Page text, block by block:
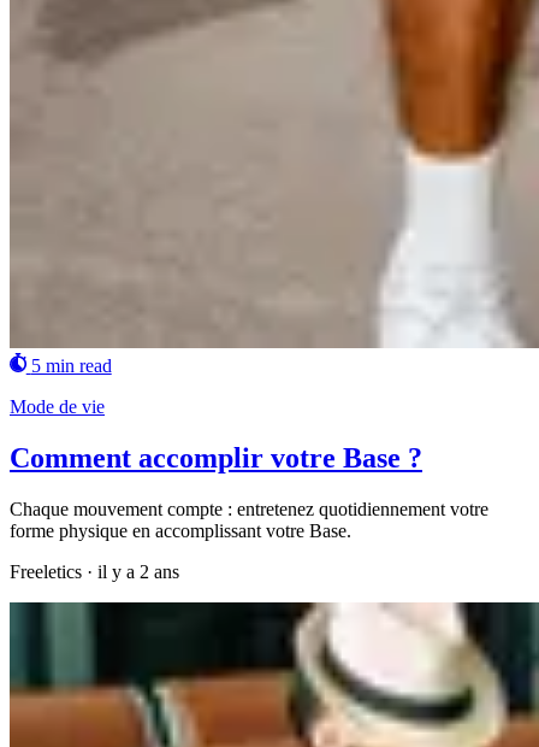
5 min read
Mode de vie
Comment accomplir votre Base ?
Chaque mouvement compte : entretenez quotidiennement votre
forme physique en accomplissant votre Base.
Freeletics · il y a 2 ans